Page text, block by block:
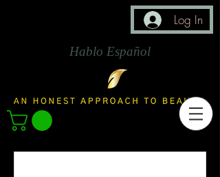
Log In
Hablo Español